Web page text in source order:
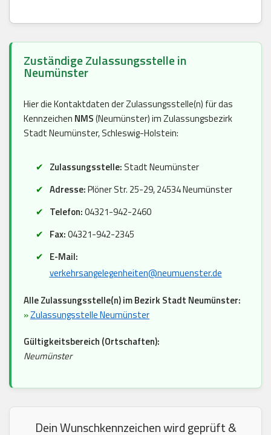
Zuständige Zulassungsstelle in
Neumünster
Hier die Kontaktdaten der Zulassungsstelle(n) für das
Kennzeichen NMS(Neumünster) im Zulassungsbezirk
Stadt Neumünster, Schleswig-Holstein:
Zulassungsstelle: Stadt Neumünster
Adresse:Plöner Str. 25-29, 24534 Neumünster
Telefon:04321-942-2460
Fax:04321-942-2345
E-Mail:
verkehrsangelegenheiten@neumuenster.de
Alle Zulassungsstelle(n) im Bezirk Stadt Neumünster:
»Zulassungsstelle Neumünster
Gültigkeitsbereich (Ortschaften):
Neumünster
Dein Wunschkennzeichen wird geprüft &